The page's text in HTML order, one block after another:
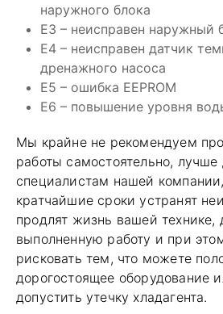
наружного блока
E3 – неисправен наружный
E4 – неисправен датчик
дренажного насоса
E5 – ошибка EEPROM
E6 – повышение уровня
Мы крайне не рекомендуем
работы самостоятельно, лучше
специалистам нашей
кратчайшие сроки устранят
продлят жизнь вашей технике,
выполненную работу и при
рисковать тем, что можете
дорогостоящее оборудование
допустить утечку хладагента.